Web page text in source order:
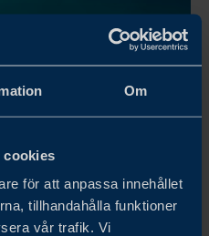
Om
cookies
för att anpassa innehållet
tillhandahålla funktioner
vår trafik. Vi
provide a platform for
and addressing security
geopolitical